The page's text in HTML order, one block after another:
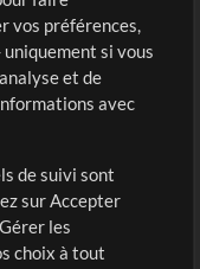
vos préférences,
si vous
et de
avec
de suivi sont
sur Accepter
les
choix à tout